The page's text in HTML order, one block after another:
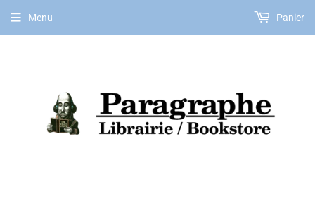
Menu Panier
FR